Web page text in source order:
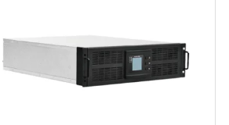
გარანტირებულ ხარისხს ნიშნავს.